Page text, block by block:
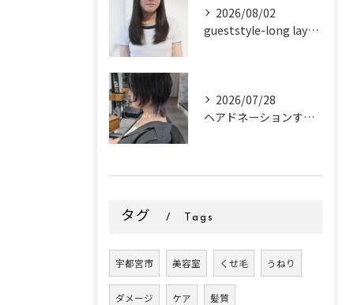
2026/08/02
gueststyle-long layer-
2026/07/28
ヘアドネーションするお客様✂
タグ Tags
宇都宮市 美容室 くせ毛 うねり
ダメージ ケア 髪質